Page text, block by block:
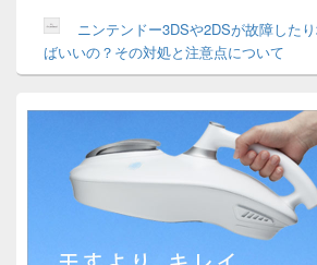
ニンテンドー3DSや2DSが故障した
ばいいの？その対処と注意点について